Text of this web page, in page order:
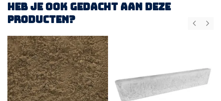
Heb je ook gedacht aan deze
producten?